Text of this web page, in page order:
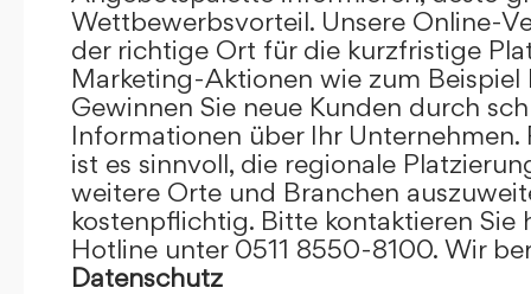
Wettbewerbsvorteil. Unsere Online-
der richtige Ort für die kurzfristige
Marketing-Aktionen wie zum Beispiel
Gewinnen Sie neue Kunden durch
Informationen über Ihr Unternehmen.
ist es sinnvoll, die regionale
weitere Orte und Branchen
kostenpflichtig. Bitte kontaktieren Sie
Hotline unter 0511 8550-8100. Wir
Datenschutz